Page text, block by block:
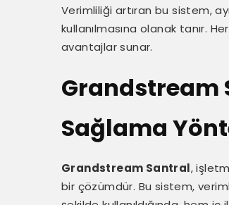
Verimliliği artıran bu sistem,
kullanılmasına olanak tanır.
avantajlar sunar.
Grandstream
Sağlama
Grandstream Santral,
bir çözümdür. Bu sistem,